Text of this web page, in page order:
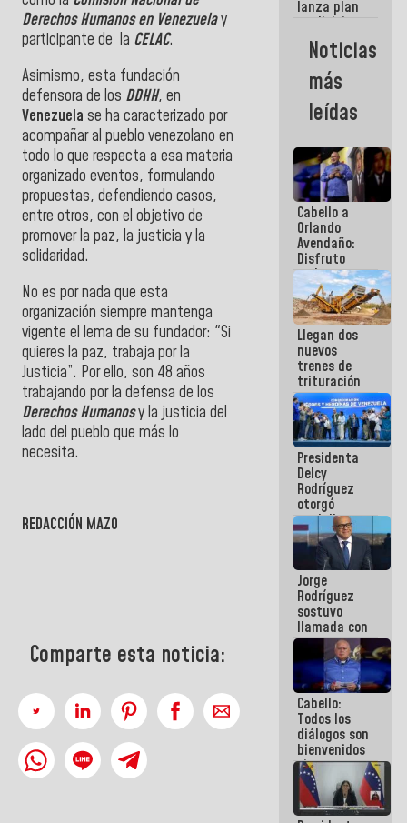
Derechos Humanos en Venezuelay
participante de la CELAC.
Asimismo, esta fundación
defensora de los DDHH, en
Venezuela se ha caracterizado por
acompañar al pueblo venezolano en
todo lo que respecta a esa materia
organizado eventos, formulando
propuestas, defendiendo casos,
entre otros, con el objetivo de
promover la paz, la justicia y la
solidaridad.
No es por nada que esta
organización siempre mantenga
vigente el lema de su fundador: "Si
quieres la paz, trabaja por la
Justicia”. Por ello, son 48 años
trabajando por la defensa de los
Derechos Humanosy la justicia del
lado del pueblo que más lo
necesita.
REDACCIÓN MAZO
Comparte esta noticia:
semana
lanza plan
crediticio
con subsidio
a Juntas de
Condominio
Noticias
más
leídas
Cabello a
Orlando
Avendaño:
Disfruto
cada vez
que escribes
porque lo
que haces
es
embarrarla
Llegan dos
nuevos
trenes de
trituración
para
optimizar
manejo de
escombros
en La Guaira
Presidenta
Delcy
Rodríguez
otorgó
medalla
"Héroe de
Venezuela"
a servidores
públicos
Jorge
Rodríguez
sostuvo
llamada con
Dinorah
Figuera y
acuerdan
primer
encuentro
presencial
para el
diálogo
Cabello:
Todos los
diálogos son
bienvenidos
siempre que
estén en el
marco de la
Constitución